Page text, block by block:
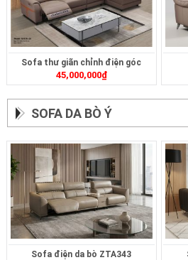
Sofa thư giãn chỉnh điện góc
ZT239
45,000,000₫
SOFA DA BÒ Ý
Sofa điện da bò ZTA343